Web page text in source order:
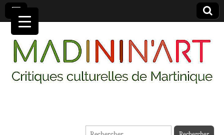
MADININ'ART
Rechercher :